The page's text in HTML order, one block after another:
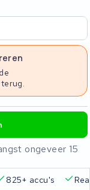
ongeveer 15
825+ accu's